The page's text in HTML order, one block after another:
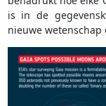
is in de
nieuwe wetenschap